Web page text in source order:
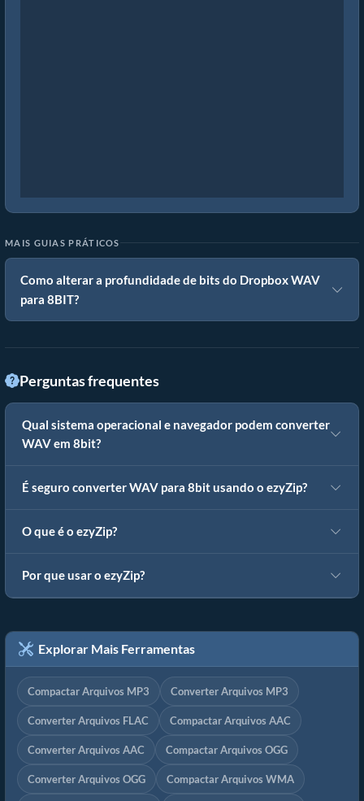
MAIS GUIAS PRÁTICOS
Como alterar a profundidade de bits do Dropbox WAV
para 8BIT?
Perguntas frequentes
Qual sistema operacional e navegador podem converter
WAV em 8bit?
É seguro converter WAV para 8bit usando o ezyZip?
O que é o ezyZip?
Por que usar o ezyZip?
Explorar Mais Ferramentas
Compactar Arquivos MP3 Converter Arquivos MP3
Converter Arquivos FLAC Compactar Arquivos AAC
Converter Arquivos AAC Compactar Arquivos OGG
Converter Arquivos OGG Compactar Arquivos WMA